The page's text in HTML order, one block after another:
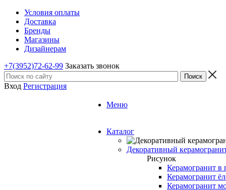
Условия оплаты
Доставка
Бренды
Магазины
Дизайнерам
+7(3952)72-62-99 Заказать звонок
Вход Регистрация
Меню
Каталог
Декоративный
Рисунок
Керамогранит в
Керамогранит
Керамогранит